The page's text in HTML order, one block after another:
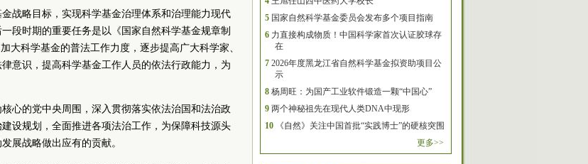
战略目标，实现科学基金治理体系和治理能力现代
段时期的重要任务是以《国家自然科学基金规章制
大科学基金的普法工作力度，逐步提高广大科学家、
意识，提高科学基金工作人员的依法行政能力，为
心的党中央周围，深入贯彻落实依法治国和法治政
设规划，全面推进各项法治工作，为保障科技源头
展战略做出应有的贡献。
5 国家自然科学基金委员会发布多个项目指南
6 力直接构成物质！中国科学家首次认证胶球存
在
7 2026年度黑龙江省自然科学基金拟资助项目公
示
8 杨周旺：为国产工业软件锻造一颗“中国心”
9 两个神秘祖先在现代人类DNA中现形
10
《自然》关注中国首批“实践博士”的硬核突围
更多>>